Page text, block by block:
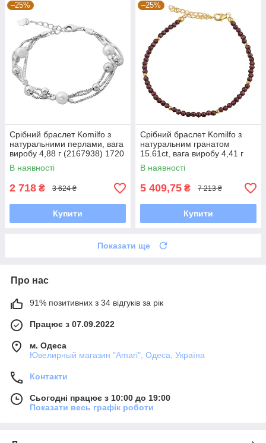
–25%
Срібний браслет Komilfo з
натуральними перлами, вага
виробу 4,88 г (2167938) 1720
розмір
В наявності
2 718 ₴ 3 624 ₴
Купити
–25%
Срібний браслет Komilfo з
натуральним гранатом
15.61ct, вага виробу 4,41 г
(2126706) 2025 розмір
В наявності
5 409,75 ₴ 7 213 ₴
Купити
Показати ще
Про нас
91% позитивних з 34 відгуків за рік
Працює з 07.09.2022
м. Одеса
Ювелирный магазин "Amari", Одеса, Україна
Контакти
Сьогодні працює з 10:00 до 19:00
Показати весь графік роботи